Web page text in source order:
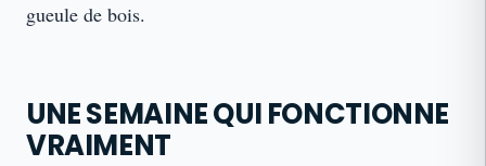
gueule de bois.
UNE SEMAINE QUI FONCTIONNE
VRAIMENT